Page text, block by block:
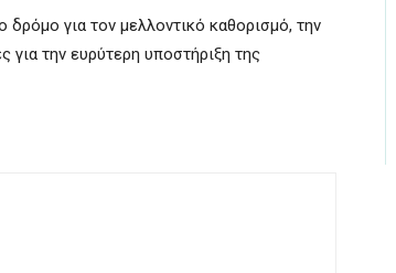
για τον μελλοντικό καθορισμό, την
για την ευρύτερη υποστήριξη της